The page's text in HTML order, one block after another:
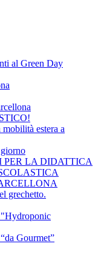
al Green Day
estera a
LA DIDATTICA
grechetto.
"Hydroponic
Gourmet”